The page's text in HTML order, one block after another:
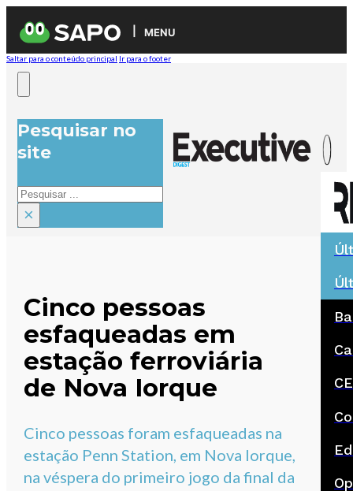
MENU
Saltar para o conteúdo principal Ir para o footer
Pesquisar no
site
Pesquisar
×
Cinco pessoas
esfaqueadas em
estação ferroviária
de Nova Iorque
Cinco pessoas foram esfaqueadas na
estação Penn Station, em Nova Iorque,
na véspera do primeiro jogo da final da